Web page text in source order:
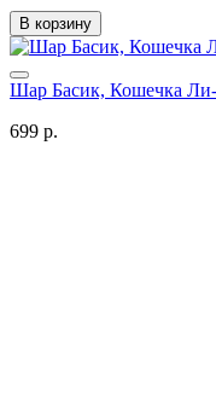
В корзину
Шар Басик, Кошечка
699 р.